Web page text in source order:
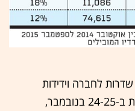
לחברה וידידות
במכללת ספיר ובסינמטק שדרות ב-24-25 בנובמבר,